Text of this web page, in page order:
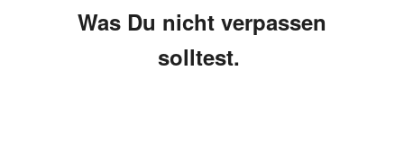
Was Du nicht verpassen
solltest.